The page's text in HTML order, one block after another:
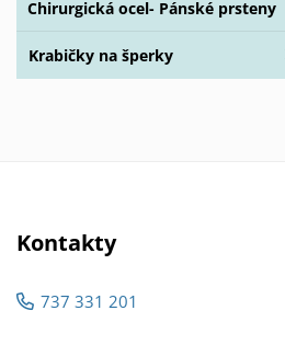
Chirurgická ocel- Pánské prsteny
Krabičky na šperky
Kontakty
737 331 201